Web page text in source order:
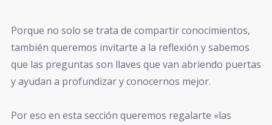
Porque no solo se trata de compartir conocimientos,
también queremos invitarte a la reflexión y sabemos
que las preguntas son llaves que van abriendo puertas
y ayudan a profundizar y conocernos mejor.
Por eso en esta sección queremos regalarte «las